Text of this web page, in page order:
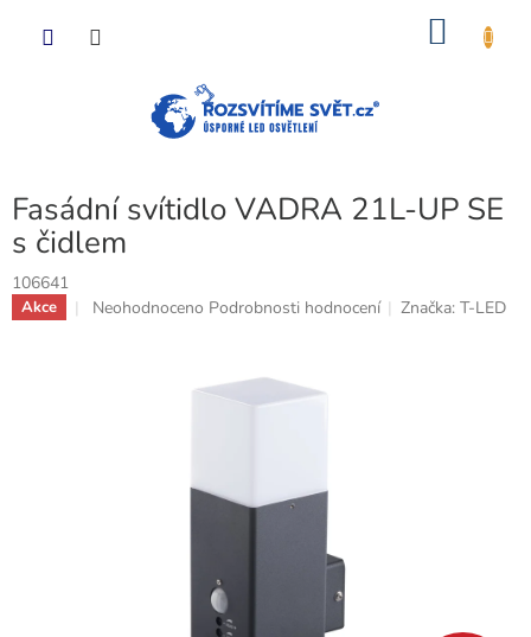
Fasádní svítidlo VADRA 21L-UP SE
s čidlem
106641
Akce
Průměrné
Neohodnoceno Podrobnosti hodnocení Značka:T-LED